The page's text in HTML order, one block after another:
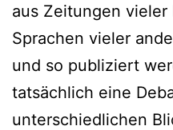
aus Zeitungen vieler
Sprachen vieler
und so publiziert
tatsächlich eine
unterschiedlichen